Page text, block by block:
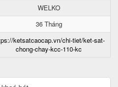
WELKO
36 Tháng
ketsatcaocap.vn/chi-tiet/ket-sat-
chong-chay-kcc-110-kc